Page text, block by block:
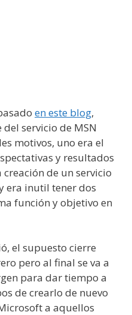
en este blog,
servicio de MSN
motivos, uno era el
y resultados
de un servicio
era inutil tener dos
función y objetivo en
el supuesto cierre
pero al final se va a
para dar tiempo a
de crearlo de nuevo
a aquellos